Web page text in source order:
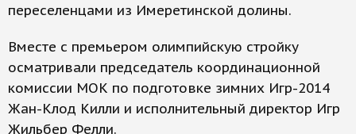
переселенцами из Имеретинской долины.
Вместе с премьером олимпийскую стройку
осматривали председатель координационной
комиссии МОК по подготовке зимних Игр-2014
Жан-Клод Килли и исполнительный директор Игр
Жильбер Фелли.